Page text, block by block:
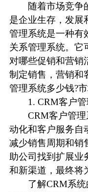
随着市场竞争的
是企业生存，发展
管理系统是一种有
关系管理系统。它
对哪些促销和营销
制定销售，营销和
管理系统多少钱?
1. CRM客户管
CRM客户管理
动化和客户服务自
减少销售周期和销
助公司找到扩展业
和新渠道，最终将
了解CRM系统